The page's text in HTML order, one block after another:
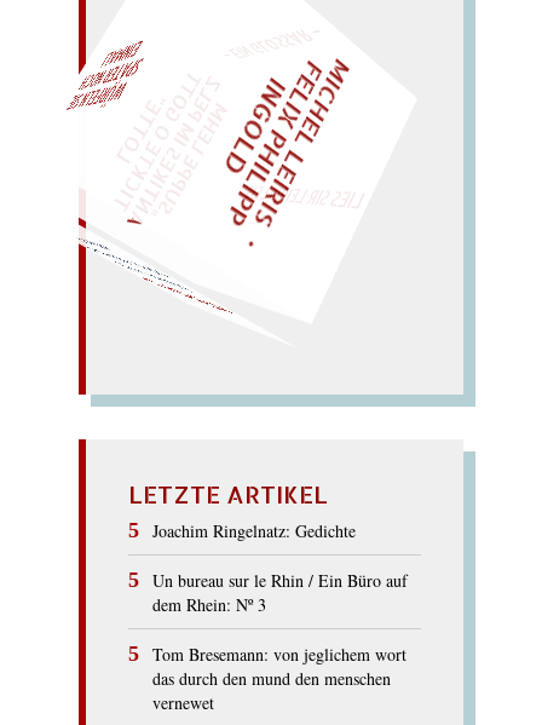
„
S
U
P
P
E
L
E
H
M
A
N
T
I
K
E
S
I
M
P
E
L
Z
T
I
C
K
T
E
O
G
O
T
T
L
O
T
T
E
UNVORDENKLICH
Enkel (ich! vorn!) in
Unifor
m... Orden funkeln
ordentlich. M
I
C
H
E
L
L
E
I
R
I
S
・
F
E
L
I
X
P
H
I
L
I
P
P
I
N
G
O
L
D LIES SIR LEIRIS LEIS
AL!
LETZTE ARTIKEL
Joachim Ringelnatz: Gedichte
Un bureau sur le Rhin / Ein Büro auf
dem Rhein: Nº 3
Tom Bresemann: von jeglichem wort
das durch den mund den menschen
vernewet